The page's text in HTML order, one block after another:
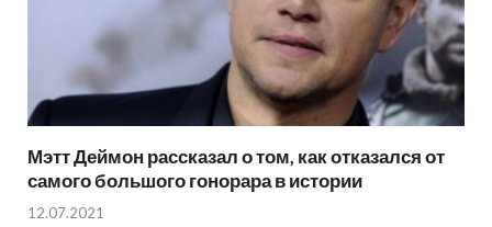
Мэтт Деймон рассказал о том, как отказался от
самого большого гонорара в истории
12.07.2021